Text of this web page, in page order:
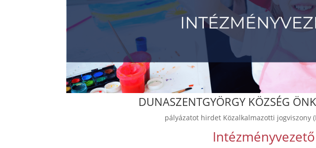
DUNASZENTGYÖRGY KÖZSÉG
pályázatot hirdet Közalkalmazotti jogviszony
Intézményvezető